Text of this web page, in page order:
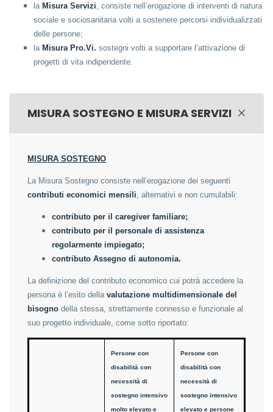
la Misura Servizi , consiste nell’erogazione di interventi di natura
sociale e sociosanitaria volti a sostenere percorsi individualizzati
delle persone;
la Misura Pro.Vi. sostegni volti a supportare l’attivazione di
progetti di vita indipendente.
MISURA SOSTEGNO E MISURA SERVIZI
MISURA SOSTEGNO
La Misura Sostegno consiste nell’erogazione dei seguenti
contributi economici mensili , alternativi e non cumulabili:
contributo per il caregiver familiare;
contributo per il personale di assistenza
regolarmente impiegato;
contributo Assegno di autonomia.
La definizione del contributo economico cui potrà accedere la
persona è l’esito della valutazione multidimensionale del
bisogno della stessa, strettamente connesso e funzionale al
suo progetto individuale, come sotto riportato:
Persone con
disabilità con
necessità di
sostegno intensivo
molto elevato e
Persone con
disabilità con
necessità di
sostegno intensivo
elevato e persone